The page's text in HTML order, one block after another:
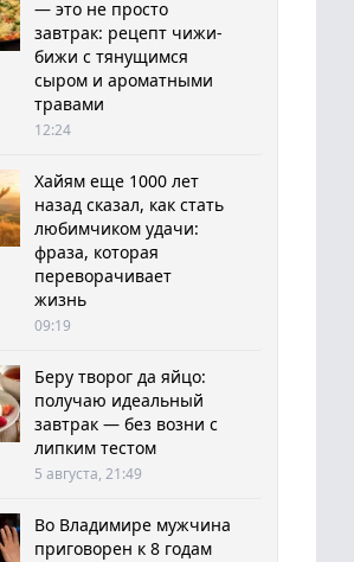
— это не просто
завтрак: рецепт чижи-
бижи с тянущимся
сыром и ароматными
травами
12:24
Хайям еще 1000 лет
назад сказал, как стать
любимчиком удачи:
фраза, которая
переворачивает
жизнь
09:19
Беру творог да яйцо:
получаю идеальный
завтрак — без возни с
липким тестом
5 августа, 21:49
Во Владимире мужчина
приговорен к 8 годам